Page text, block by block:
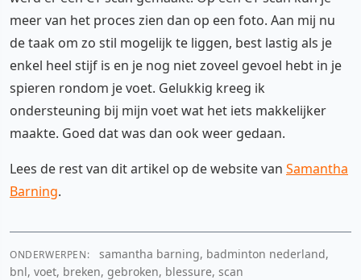
meer van het proces zien dan op een foto. Aan mij nu
de taak om zo stil mogelijk te liggen, best lastig als je
enkel heel stijf is en je nog niet zoveel gevoel hebt in je
spieren rondom je voet. Gelukkig kreeg ik
ondersteuning bij mijn voet wat het iets makkelijker
maakte. Goed dat was dan ook weer gedaan.
Lees de rest van dit artikel op de website van Samantha
Barning.
ONDERWERPEN:
samantha barning, badminton nederland,
bnl, voet, breken, gebroken, blessure, scan